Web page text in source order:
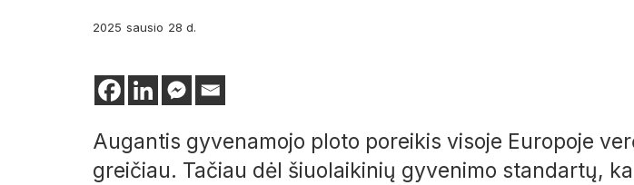
2025 sausio 28 d.
Augantis gyvenamojo ploto poreikis visoje Europoje
greičiau. Tačiau dėl šiuolaikinių gyvenimo standartų,